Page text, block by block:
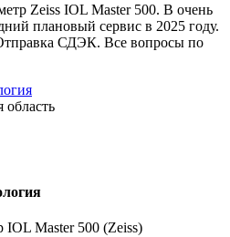
Zeiss IOL Master 500. В очень
плановый сервис в 2025 году.
СДЭК. Все вопросы по
область
Master 500 (Zeiss)